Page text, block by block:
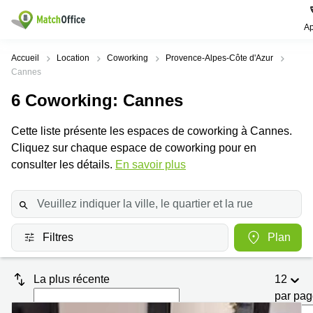
Rechercher / publier
Pages
de
Bureau
Centre
Coworking
Salles
de
réunion
Bureau
virtuel
Villes
Populaires
Paris
Lille
Bordeaux
Nantes
Toulouse
Nice
Recherches
populaires
Centres
d'affaires
Paris
Lille
Coworking
Paris
Lyon
Coworking
Aide
Qui sommes-nous?
Publier un local
Prix
Connexion
Accueil Location Coworking
Provence-Alpes-Côte d'Azur
Cannes
6 Coworking: Cannes
Cette liste présente les espaces de coworking à Cannes.
Cliquez sur chaque espace de coworking pour en
consulter les détails. En savoir plus
Filtres Plan
La plus récente
12
par